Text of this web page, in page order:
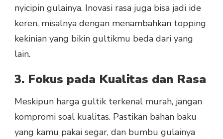
nyicipin gulainya. Inovasi rasa juga bisa jadi ide
keren, misalnya dengan menambahkan topping
kekinian yang bikin gultikmu beda dari yang
lain.
3. Fokus pada Kualitas dan Rasa
Meskipun harga gultik terkenal murah, jangan
kompromi soal kualitas. Pastikan bahan baku
yang kamu pakai segar, dan bumbu gulainya